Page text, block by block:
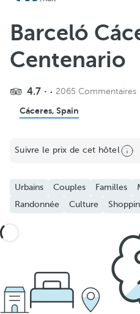
Barceló
Centenario
4.7 2065 Commentaires
Cáceres, Spain
Suivre le prix de cet hôtel
Urbains Couples Familles
Randonnée
Culture